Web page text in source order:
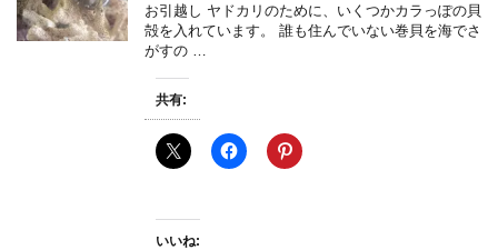
お引越し ヤドカリのために、いくつかカラっぽの貝
殻を入れています。 誰も住んでいない巻貝を海でさ
がすの …
共有:
いいね: